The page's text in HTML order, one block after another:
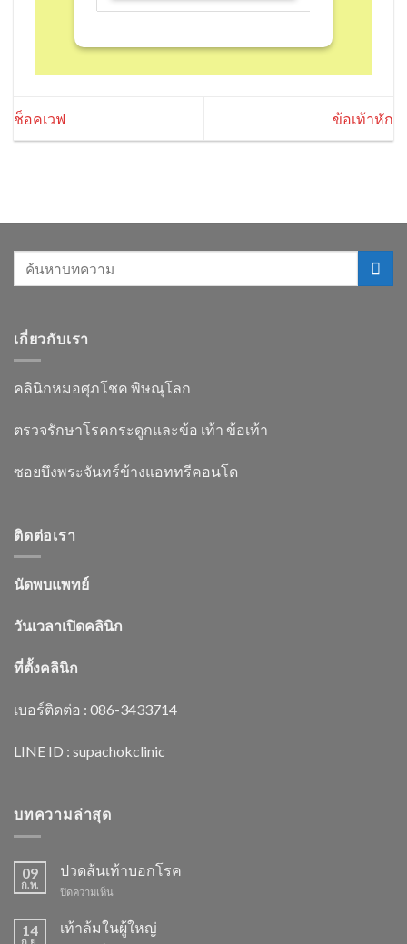
ช็อคเวฟ ข้อเท้าหัก
เกี่ยวกับเรา
คลินิกหมอศุภโชค พิษณุโลก
ตรวจรักษาโรคกระดูกและข้อ เท้า ข้อเท้า
ซอยบึงพระจันทร์ข้างแอททรีคอนโด
ติดต่อเรา
นัดพบแพทย์
วันเวลาเปิดคลินิก
ที่ตั้งคลินิก
เบอร์ติดต่อ : 086-3433714
LINE ID : supachokclinic
บทความล่าสุด
09
ก.พ.
ปวดส้นเท้าบอกโรค
ปิดความเห็น
ส้น
เท้า
14
ก.ย.
เท้าล้มในผู้ใหญ่